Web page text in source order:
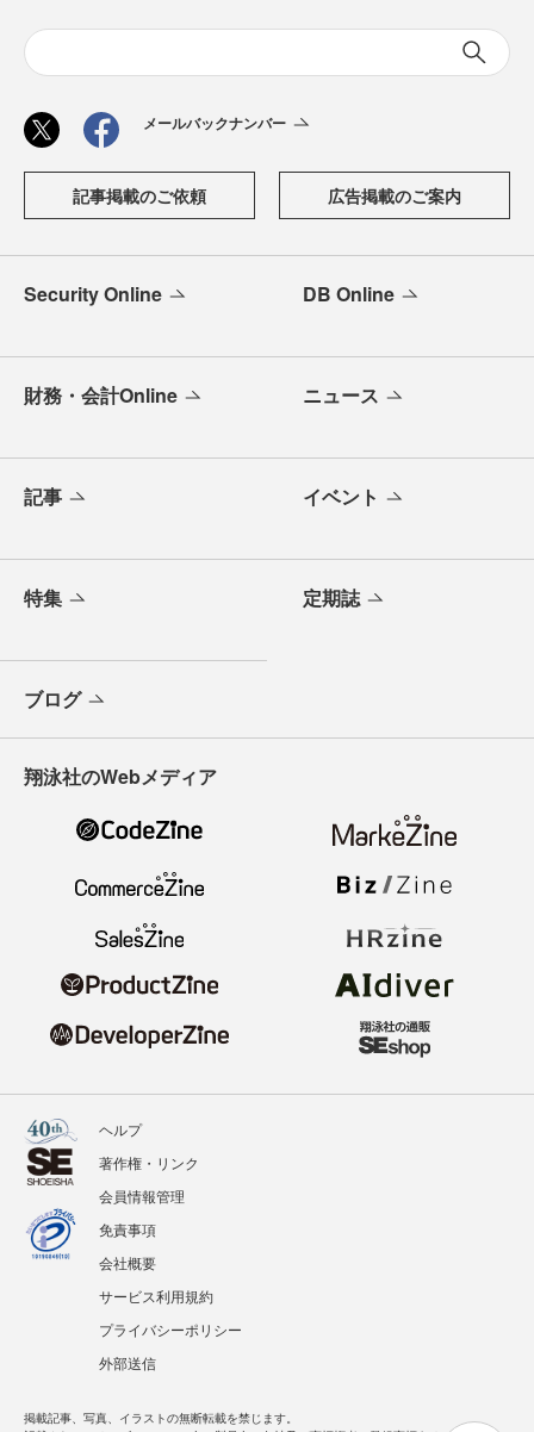
メールバックナンバー
記事掲載のご依頼 広告掲載のご案内
Security Online DB Online
財務・会計Online ニュース
記事 イベント
特集 定期誌
ブログ
翔泳社のWebメディア
ヘルプ
著作権・リンク
会員情報管理
免責事項
会社概要
サービス利用規約
プライバシーポリシー
外部送信
掲載記事、写真、イラストの無断転載を禁じます。